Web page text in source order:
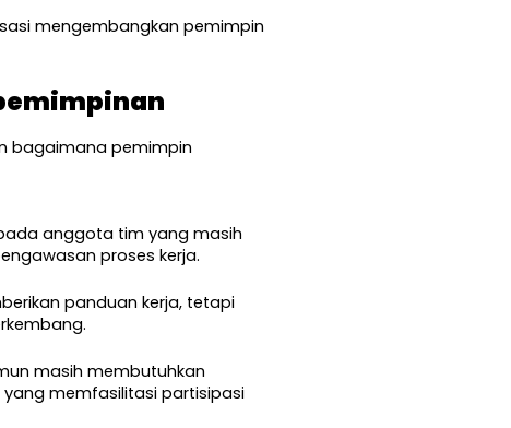
mengembangkan pemimpin
bagaimana pemimpin
anggota tim yang masih
proses kerja.
panduan kerja, tetapi
masih membutuhkan
memfasilitasi partisipasi